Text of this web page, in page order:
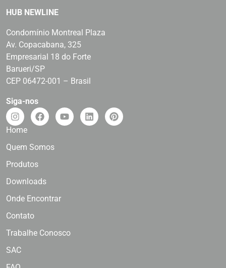
HUB NEWLINE
Condomínio Montreal Plaza
Av. Copacabana, 325
Empresarial 18 do Forte
Barueri/SP
CEP 06472-001 – Brasil
Siga-nos
Home
Quem Somos
Produtos
Downloads
Onde Encontrar
Contato
Trabalhe Conosco
SAC